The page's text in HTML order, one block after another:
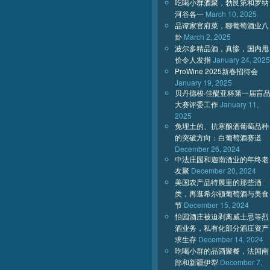
吃喝小群酒聚，勃艮第和罗纳
河谷各一 March 10, 2025
品谭家官府菜，聊葡萄酒业八
卦 March 2, 2025
波尔多精品酒，真惨，国内甩
价令人发指January 24, 2025
ProWine 2025新春招待会
January 19, 2025
贝丹德梭·佳醍亚杯第一届盲品
大赛评委工作January 11,
2025
免埋土的、抗寒酿酒葡萄品种
的突破方向：白葡萄酒赛道
December 26, 2024
中法庄园和迦南酒业的年终老
友聚 December 20, 2024
美国农产品特展里的那些酒
类，再逛希尔顿葡萄酒与美食
节 December 15, 2024
怡园酒庄被迫剥离威士忌等烈
酒业务，私有化部分酒庄资产
求生存 December 14, 2024
吃喝小群的品酒聚餐，法国南
部和新疆伊犁 December 7,